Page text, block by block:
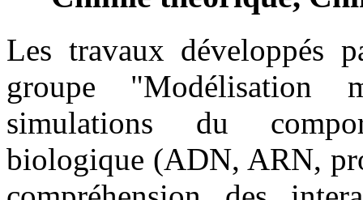
Les travaux développés
groupe "Modélisation
simulations du
biologique (ADN, ARN,